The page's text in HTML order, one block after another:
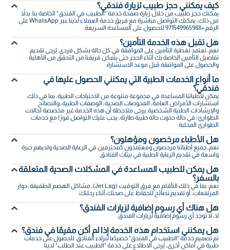
كيف يمكنني حجز طبيب لزيارة فندقي؟
يمكنك حجز طبيب من خلال زيارة صفحة خدمة "الطبيب في الفندق" الخاصة بنا. بدلاً
من ذلك، يمكنك التواصل مباشرة مع فريق خدمة العملاء لدينا عبر WhatsApp على
الرقم +971549965988 للحصول على المساعدة السريعة.
هل تقبل هذه الخدمة التأمين؟
نعم، تعتمد تغطية التأمين على الموافقة في كل حالة بشكل فردي. يُرجى تقديم
تفاصيل التأمين الخاصة بك أثناء الحجز حتى يتمكن فريقنا من التحقق من الأهلية
والحصول على الموافقة قبل موعد الاستشارة.
ما أنواع الخدمات الطبية التي يمكنني الحصول عليها في
فندقي؟
يمكن لأطبائنا المساعدة في مجموعة متنوعة من الاحتياجات الطبية، بما في ذلك
استشارات الأمراض العامة، الفحوصات الصحية، الوصفات الطبية، والنصائح
والإرشادات الطبية الشخصية. يرجى ملاحظة أن هذه الخدمة غير مخصصة لحالات
الطوارئ؛ في حالة حدوث حالة طبية طارئة، يجب عليك التواصل فورًا مع خدمات
الطوارئ المحلية.
هل الأطباء مرخصون ومؤهلون؟
نعم، جميع أطبائنا مرخصون ومعتمدون كمحترفين في الرعاية الصحية ولديهم خبرة
واسعة في تقديم الرعاية الطبية في بيئات الفنادق.
هل يمكن للطبيب المساعدة في المشكلات الصحية المتعلقة
بالسفر؟
نعم، بما في ذلك التأقلم مع فرق التوقيت (Jet Lag)، مشاكل الهضم الطفيفة، دوار
المرتفعات، أو تقديم نصائح للحفاظ على صحتك أثناء رحلتك.
هل هناك أي رسوم إضافية لزيارات الفندق؟
لا، لا توجد أي رسوم إضافية لزيارات الفندق.
هل يمكنني استخدام هذه الخدمة إذا لم أكن مقيمًا في فندق؟
تم تصميم خدمة "الطبيب في الفندق" خصيصًا لنزلاء الفنادق. للحصول على خدمات
طبية في أماكن أخرى، يُرجى الاطلاع على خدمة "الطبيب عند الطلب" لدينا.